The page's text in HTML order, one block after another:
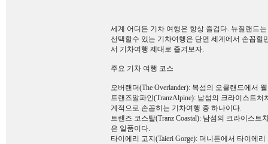
세계 어디든 기차 여행은 항상 즐겁다. 뉴질랜드
선택할수 있는 기차여행은 단연 세계에서 손꼽힐
서 기차여행 제대로 즐겨보자.
주요 기차 여행 코스
오버랜더(The Overlander): 복섬의 오클랜드에서
트랜즈알파인(TranzAlpine): 남섬의 크라이스트
계적으로 손꼽히는 기차여행 중 하나이다.
트랜즈 코스탈(Tranz Coastal): 남섬의 크라이스
은 일품이다.
타이에리 고지(Taieri Gorge): 더니든에서 타이에